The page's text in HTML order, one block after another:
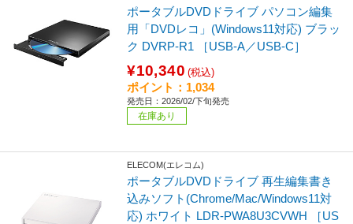
ポータブルDVDドライブ パソコン編集
用「DVDレコ」(Windows11対応) ブラッ
ク DVRP-R1 ［USB-A／USB-C］
¥10,340 (税込)
ポイント：1,034
発売日：2026/02/下旬発売
在庫あり
ELECOM(エレコム)
ポータブルDVDドライブ 再生編集書き
込みソフト(Chrome/Mac/Windows11対
応) ホワイト LDR-PWA8U3CVWH ［US